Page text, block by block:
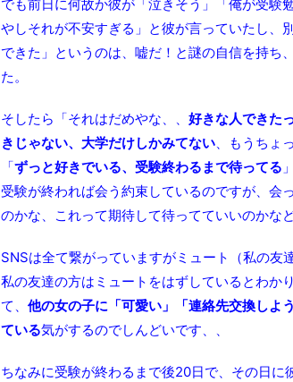
でも前日に何故か彼が「泣きそう」「俺が受験
やしそれが不安すぎる」と彼が言っていたし、
できた」というのは、嘘だ！と謎の自信を持ち
た。
そしたら「それはだめやな、、 好きな人できた
きじゃない、大学だけしかみてない、もうちょ
「ずっと好きでいる、受験終わるまで待ってる
受験が終われば会う約束しているのですが、会
のかな、これって期待して待ってていいのかな
SNSは全て繋がっていますがミュート（私の友
私の友達の方はミュートをはずしているとわか
て、 他の女の子に「可愛い」「連絡先交換しよ
ている気がするのでしんどいです、、
ちなみに受験が終わるまで後20日で、その日